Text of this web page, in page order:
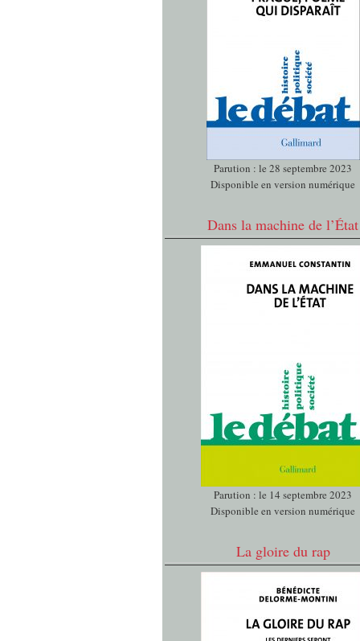
Parution : le 28 septembre 2023
Disponible en version numérique
Dans la machine de l’État
Parution : le 14 septembre 2023
Disponible en version numérique
La gloire du rap